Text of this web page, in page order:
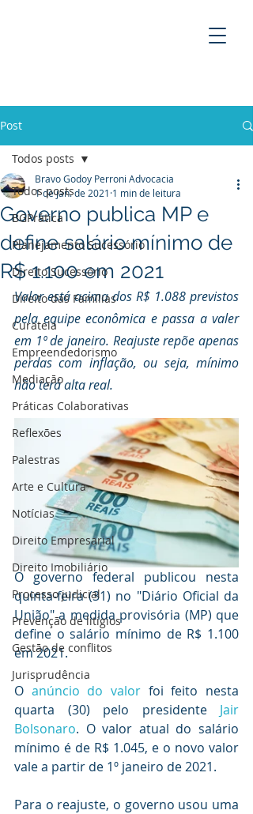
Post
Todos posts
BGPrática
Planejamento Sucessório
Direito Sucessório
Direito das Famílias
Curatela
Empreendedorismo
Mediaçāo
Práticas Colaborativas
Reflexões
Palestras
Arte e Cultura
Notícias
Direito Empresarial
Direito Imobiliário
Processo judicial
Prevenção de litígios
Gestāo de conflitos
Jurisprudência
Todos posts
Governo publica MP e
define salário mínimo de
R$ 1.100 em 2021
Bravo Godoy Perroni Advocacia
1 de jan. de 2021 1 min de leitura
Valor está acima dos R$ 1.088 previstos
pela equipe econômica e passa a valer
em 1º de janeiro. Reajuste repõe apenas
perdas com inflação, ou seja, mínimo
não terá alta real.
O governo federal publicou nesta
quinta-feira (31) no "Diário Oficial da
União" a medida provisória (MP) que
define o salário mínimo de R$ 1.100
em 2021.
O anúncio do valor foi feito nesta
quarta (30) pelo presidente Jair
Bolsonaro. O valor atual do salário
mínimo é de R$ 1.045, e o novo valor
vale a partir de 1º janeiro de 2021.
Para o reajuste, o governo usou uma